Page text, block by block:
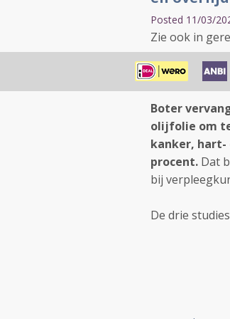
Posted 11/03/
Zie ook in
11 maart
Boter
olijfolie om
kanker,
procent. Dat
bij
De drie